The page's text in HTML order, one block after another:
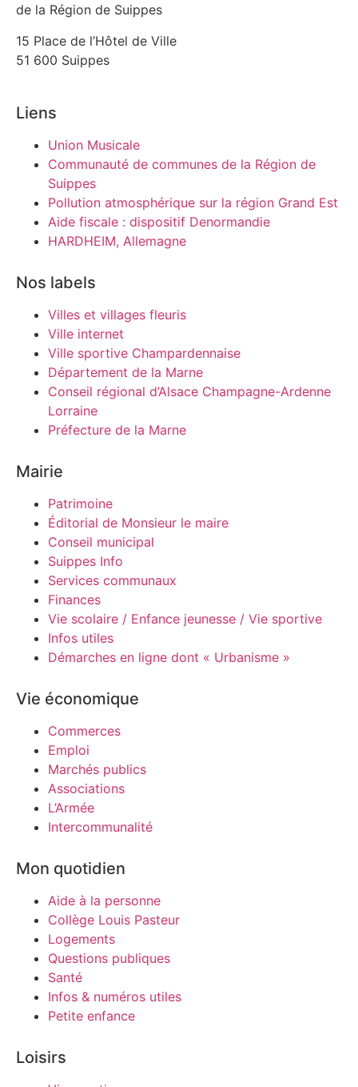
de la Région de Suippes
15 Place de l’Hôtel de Ville
51 600 Suippes
Liens
Union Musicale
Communauté de communes de la Région de
Suippes
Pollution atmosphérique sur la région Grand Est
Aide fiscale : dispositif Denormandie
HARDHEIM, Allemagne
Nos labels
Villes et villages fleuris
Ville internet
Ville sportive Champardennaise
Département de la Marne
Conseil régional d’Alsace Champagne-Ardenne
Lorraine
Préfecture de la Marne
Mairie
Patrimoine
Éditorial de Monsieur le maire
Conseil municipal
Suippes Info
Services communaux
Finances
Vie scolaire / Enfance jeunesse / Vie sportive
Infos utiles
Démarches en ligne dont « Urbanisme »
Vie économique
Commerces
Emploi
Marchés publics
Associations
L’Armée
Intercommunalité
Mon quotidien
Aide à la personne
Collège Louis Pasteur
Logements
Questions publiques
Santé
Infos & numéros utiles
Petite enfance
Loisirs